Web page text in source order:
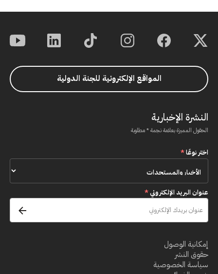
المواقع الإلكترونية للجنة الدولية
النشرة الإخبارية
الحقول المميزة بعلامة نجمة * مطلوبة
اختر نوعًا*
عنوان البريد الإلكتروني*
إمكانية الوصول
حقوق النشر
سياسة الخصوصية